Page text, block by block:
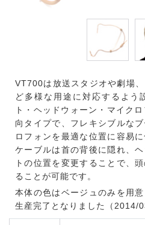
VT700は放送スタジオや劇場
ど多様な用途に対応するよう
ト・ヘッドウォーン・マイク
向タイプで、フレキシブルな
ロフォンを最適な位置に容易
ケーブルは首の背後に隠れ、
トの位置を変更することで、
ることが可能です。
本体の色はベージュのみを用
生産完了となりました（2014/